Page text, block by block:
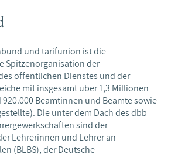
und tarifunion ist die
Spitzenorganisation der
öffentlichen Dienstes und der
mit insgesamt über 1,3 Millionen
Beamtinnen und Beamte sowie
Die unter dem Dach des dbb
sind der
Lehrerinnen und Lehrer an
(BLBS), der Deutsche